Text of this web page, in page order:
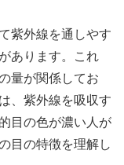
紫外線を通しやす
あります。これ
量が関係してお
、紫外線を吸収す
目の色が濃い人が
目の特徴を理解し